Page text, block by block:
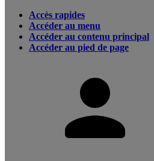
Accès rapides
Accéder au menu
Accéder au contenu principal
Accéder au pied de page